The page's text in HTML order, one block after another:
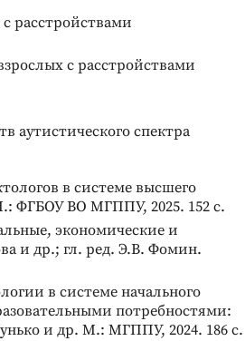
расстройствами
с расстройствами
аутистического спектра
в системе высшего
ФГБОУ ВО МГППУ, 2025. 152 с.
экономические и
и др.; гл. ред. Э.В. Фомин.
в системе начального
потребностями:
и др. М.: МГППУ, 2024. 186 с.